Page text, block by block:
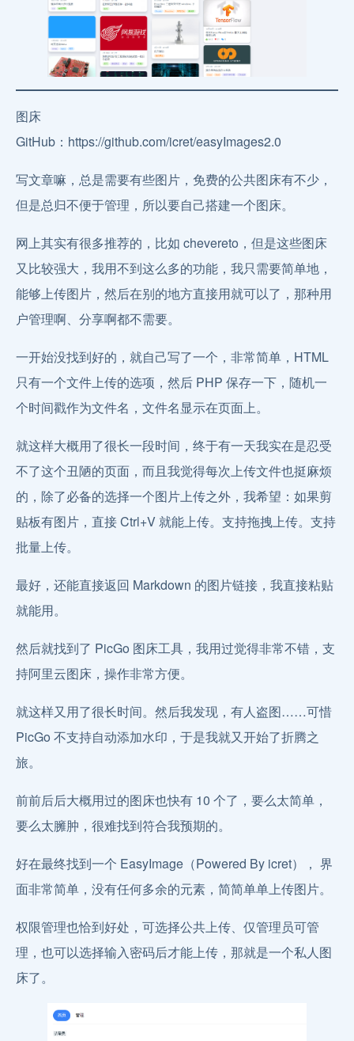
图床
GitHub：https://github.com/icret/easyImages2.0
写文章嘛，总是需要有些图片，免费的公共图床有不少，
但是总归不便于管理，所以要自己搭建一个图床。
网上其实有很多推荐的，比如 chevereto，但是这些图床
又比较强大，我用不到这么多的功能，我只需要简单地，
能够上传图片，然后在别的地方直接用就可以了，那种用
户管理啊、分享啊都不需要。
一开始没找到好的，就自己写了一个，非常简单，HTML
只有一个文件上传的选项，然后 PHP 保存一下，随机一
个时间戳作为文件名，文件名显示在页面上。
就这样大概用了很长一段时间，终于有一天我实在是忍受
不了这个丑陋的页面，而且我觉得每次上传文件也挺麻烦
的，除了必备的选择一个图片上传之外，我希望：如果剪
贴板有图片，直接 Ctrl+V 就能上传。支持拖拽上传。支持
批量上传。
最好，还能直接返回 Markdown 的图片链接，我直接粘贴
就能用。
然后就找到了 PicGo 图床工具，我用过觉得非常不错，支
持阿里云图床，操作非常方便。
就这样又用了很长时间。然后我发现，有人盗图……可惜
PicGo 不支持自动添加水印，于是我就又开始了折腾之
旅。
前前后后大概用过的图床也快有 10 个了，要么太简单，
要么太臃肿，很难找到符合我预期的。
好在最终找到一个 EasyImage（Powered By icret）， 界
面非常简单，没有任何多余的元素，简简单单上传图片。
权限管理也恰到好处，可选择公共上传、仅管理员可管
理，也可以选择输入密码后才能上传，那就是一个私人图
床了。